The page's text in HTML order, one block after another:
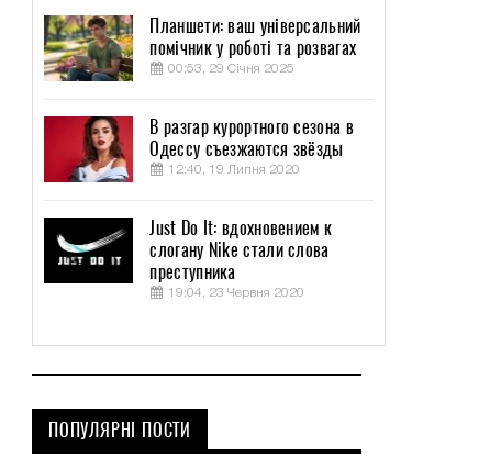
Планшети: ваш універсальний
помічник у роботі та розвагах
00:53, 29 Січня 2025
В разгар курортного сезона в
Одессу съезжаются звёзды
12:40, 19 Липня 2020
Just Do It: вдохновением к
слогану Nike стали слова
преступника
19:04, 23 Червня 2020
ПОПУЛЯРНІ ПОСТИ